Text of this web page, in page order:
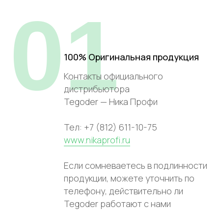
100% Оригинальная продукция
Контакты официального
дистрибьютора
Tegoder — Ника Профи
Тел: +7 (812) 611-10-75
www.nikaprofi.ru
Если сомневаетесь в подлинности
продукции, можете уточнить по
телефону, действительно ли
Tegoder работают с нами
01